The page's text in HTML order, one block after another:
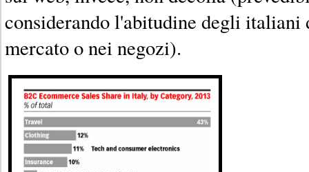
considerando l'abitudine degli
mercato o nei negozi).